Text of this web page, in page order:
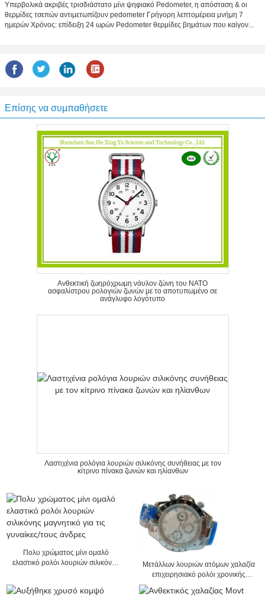
Υπερβολικά ακριβές τρισδιάστατο μίνι ψηφιακό Pedometer, η απόσταση & οι
θερμίδες τσεπών αντιμετωπίζουν pedometer Γρήγορη λεπτομέρεια μνήμη 7
ημερών Χρόνος: επίδειξη 24 ωρών Pedometer θερμίδες βημάτων που καίγον...
Επίσης να συμπαθήσετε
Ανθεκτική ζωηρόχρωμη νάυλον ζώνη του ΝΑΤΟ
ασφαλίστρου ρολογιών ζωνών με το αποτυπωμένο σε
ανάγλυφο λογότυπο
Λαστιχένια ρολόγια λουριών σιλικόνης συνήθειας με τον
κίτρινο πίνακα ζωνών και ηλίανθων
Πολυ χρώματος μίνι ομαλό
ελαστικό ρολόι λουριών σιλικόνης
Μετάλλων λουριών ατόμων χαλαζία
επιχειρησιακό ρολόι χρονικής